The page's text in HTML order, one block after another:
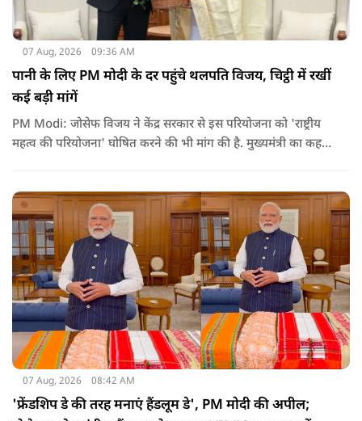
07 Aug, 2026 09:36 AM
पानी के लिए PM मोदी के दर पहुंचे थलपति विजय, चिट्ठी में रखीं
कई बड़ी मांगें
PM Modi: जोसेफ विजय ने केंद्र सरकार से इस परियोजना को 'राष्ट्रीय
महत्व की परियोजना' घोषित करने की भी मांग की है. मुख्यमंत्री का कहना
की समस्या को काफी हद तक कम किया जा सकता है.
07 Aug, 2026 08:42 AM
'फ्रेंडशिप डे की तरह मनाएं हैंडलूम डे', PM मोदी की अपील;